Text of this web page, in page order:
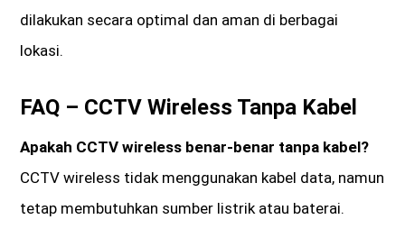
dilakukan secara optimal dan aman di berbagai
lokasi.
FAQ – CCTV Wireless Tanpa Kabel
Apakah CCTV wireless benar-benar tanpa kabel?
CCTV wireless tidak menggunakan kabel data, namun
tetap membutuhkan sumber listrik atau baterai.